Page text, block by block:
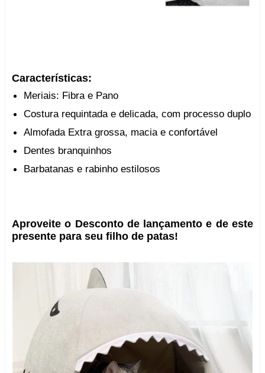
Características:
Meriais: Fibra e Pano
Costura requintada e delicada, com processo duplo
Almofada Extra grossa, macia e confortável
Dentes branquinhos
Barbatanas e rabinho estilosos
Aproveite o Desconto de lançamento e de este
presente para seu filho de patas!